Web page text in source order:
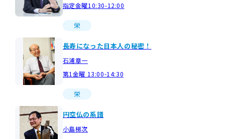
指定金曜10:30-12:00
栄
長寿になった日本人の秘密！
石浦章一
第1金曜 13:00-14:30
栄
円空仏の系譜
小島梯次